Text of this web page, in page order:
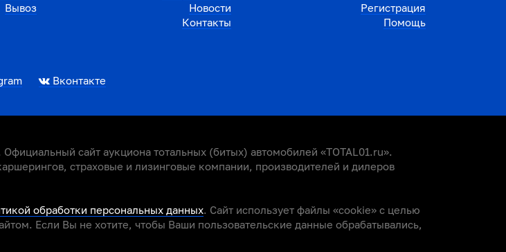
Вывоз
Новости
Контакты
Регистрация
Помощь
Вконтакте
сайт аукциона тотальных (битых) автомобилей «TOTAL01.ru».
страховые и лизинговые компании, производителей и дилеров
обработки персональных данных. Сайт использует файлы «cookie» с целью
Если Вы не хотите, чтобы Ваши пользовательские данные обрабатывались,